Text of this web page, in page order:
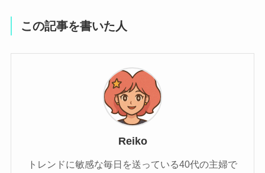
この記事を書いた人
Reiko
トレンドに敏感な毎日を送っている40代の主婦で